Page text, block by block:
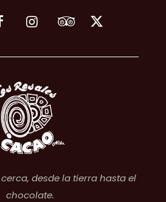
desde la tierra hasta el
chocolate.